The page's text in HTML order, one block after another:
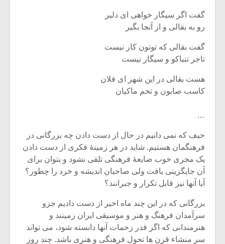
گفت اگر سیگار خواهی ای دلیر
رو به بقالی و از آنجا بگیر
گفت بقالی که توتون کار نیست
تاجر تنباکو و سیگار نیست
هست بقالی در این شهر ای فلان
کاسب صابون و تخم ماکیان
…
حیف که نمی دانیم در حال از دست دادن چه بزرگانی در
فرهنگمان هستیم. شاید در هر زمینۀ فکری از دست دادن
یک مجری خوب ضایعۀ فرهنگی تلقی نشود و بتوان برای
آن جایگزینی یافت ولی صاحبان اندیشه و خرد را چطور؟
آیا آنها نیز قابل تکرار و جبرانند؟
بزرگانی که در این چند ماه اخیر از دست دادیم جزو
سرآمدان فرهنگ و هنر و موسیقی ایران زمینند و
هنرمندانی که اگر قدر زحمات آنها دانسته شود، می تواند
سر منشاء قرن ها تحول فرهنگی و هنری باشد. چند روز
میکلوش روژا
یادداشتی بر موسیقی
متن فیلم «متری
شیش و نیم»
مشهورترین باشی،
بدنام ترین باش
دوره
برگزار